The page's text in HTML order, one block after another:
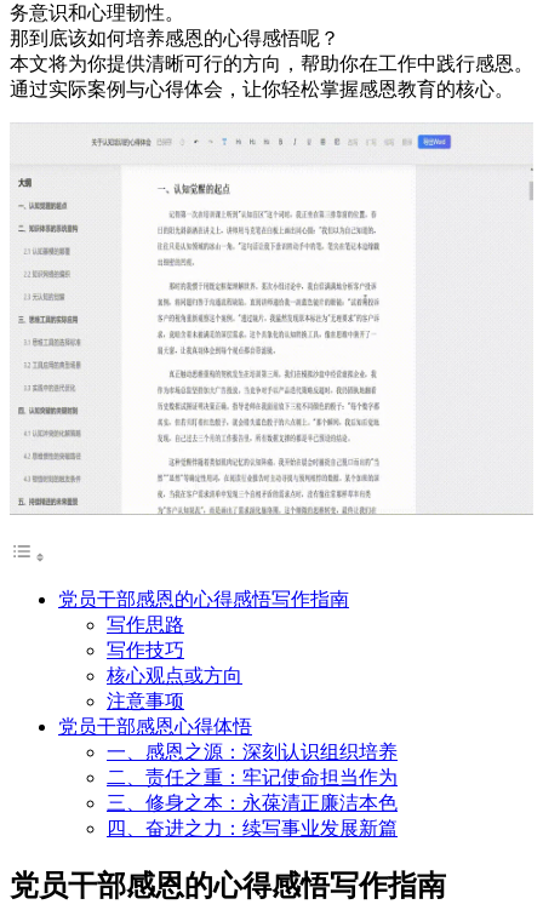
务意识和心理韧性。
那到底该如何培养感恩的心得感悟呢？
本文将为你提供清晰可行的方向，帮助你在工作中践行感恩。
通过实际案例与心得体会，让你轻松掌握感恩教育的核心。
党员干部感恩的心得感悟写作指南
写作思路
写作技巧
核心观点或方向
注意事项
党员干部感恩心得体悟
一、感恩之源：深刻认识组织培养
二、责任之重：牢记使命担当作为
三、修身之本：永葆清正廉洁本色
四、奋进之力：续写事业发展新篇
党员干部感恩的心得感悟写作指南